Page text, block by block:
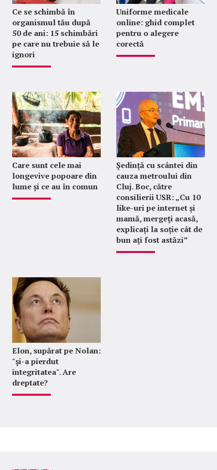
Ce se schimbă în
organismul tău după
50 de ani: 15 schimbări
pe care nu trebuie să le
ignori
Uniforme medicale
online: ghid complet
pentru o alegere
corectă
Care sunt cele mai
longevive popoare din
lume și ce au în comun
Ședință cu scântei din
cauza metroului din
Cluj. Boc, către
consilierii USR: „Cu 10
like-uri pe internet și
mamă, mergeți acasă,
explicați la soție cât de
bun ați fost astăzi”
Elon, supărat pe Nolan:
"şi-a pierdut
integritatea". Are
dreptate?